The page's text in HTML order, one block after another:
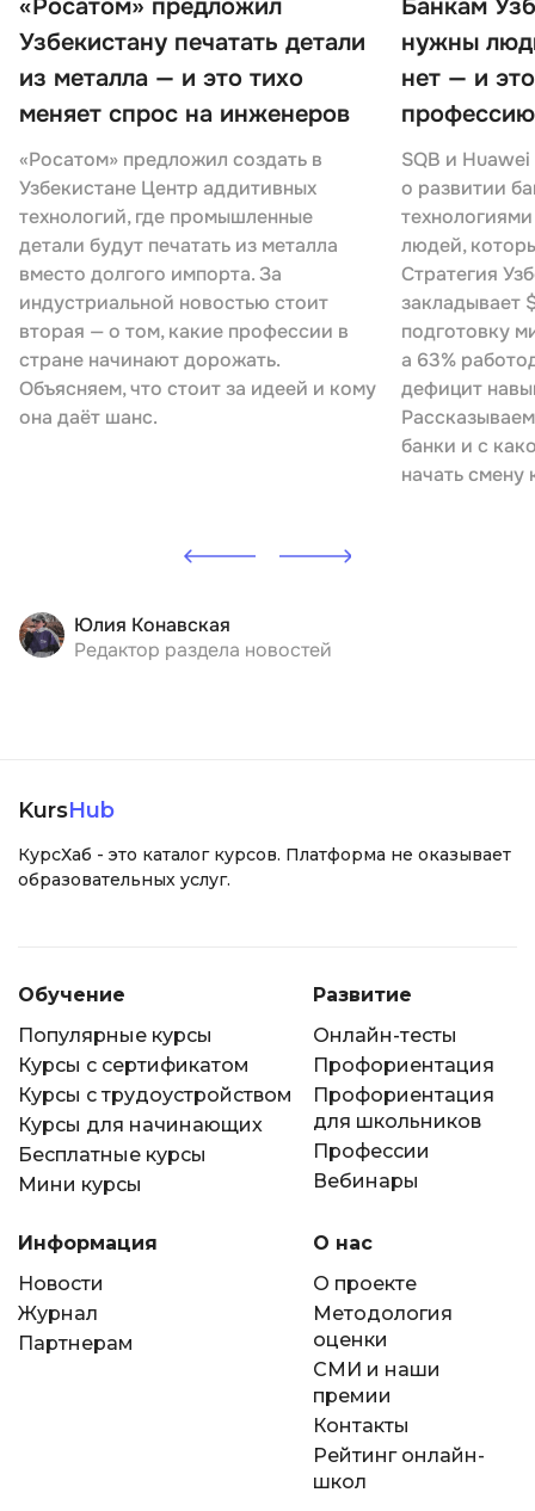
«Росатом» предложил
Узбекистану печатать детали
из металла — и это тихо
меняет спрос на инженеров
«Росатом» предложил создать в
Узбекистане Центр аддитивных
технологий, где промышленные
детали будут печатать из металла
вместо долгого импорта. За
индустриальной новостью стоит
вторая — о том, какие профессии в
стране начинают дорожать.
Объясняем, что стоит за идеей и кому
она даёт шанс.
Банкам
нужны
нет — и
профессию
SQB и
о развитии
людей,
Стратегия
закладывает
подготовку
а 63%
дефицит
банки и с
начать смену
Юлия Конавская
Редактор раздела новостей
KursHub
КурсХаб - это каталог курсов. Платформа не оказывает
образовательных услуг.
Обучение
Популярные курсы
Курсы с сертификатом
Курсы с трудоустройством
Курсы для начинающих
Бесплатные курсы
Мини курсы
Развитие
Онлайн-тесты
Профориентация
Профориентация
для школьников
Профессии
Вебинары
Информация
Новости
Журнал
Партнерам
О нас
О проекте
Методология
оценки
СМИ и наши
премии
Контакты
Рейтинг онлайн-
школ